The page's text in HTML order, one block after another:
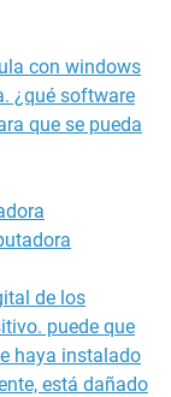
con windows
¿qué software
que se pueda
de los
puede que
haya instalado
está dañado